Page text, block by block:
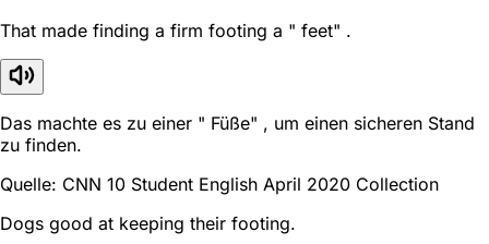
That made finding a firm footing a " feet" .
Das machte es zu einer " Füße" , um einen sicheren Stand
zu finden.
Quelle: CNN 10 Student English April 2020 Collection
Dogs good at keeping their footing.